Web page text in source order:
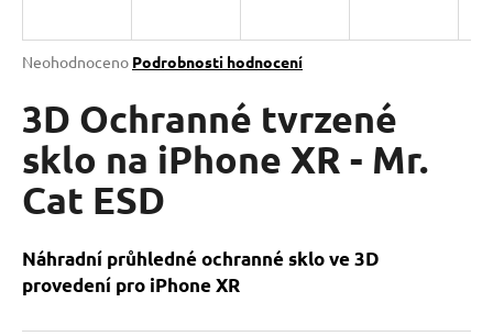
Průměrné
produktu
je
z
5
hvězdiček.
Neohodnoceno Podrobnosti hodnocení
3D Ochranné tvrzené
sklo na iPhone XR - Mr.
Cat ESD
Náhradní průhledné ochranné sklo ve 3D
provedení pro iPhone XR
j
t
?
HLEDAT